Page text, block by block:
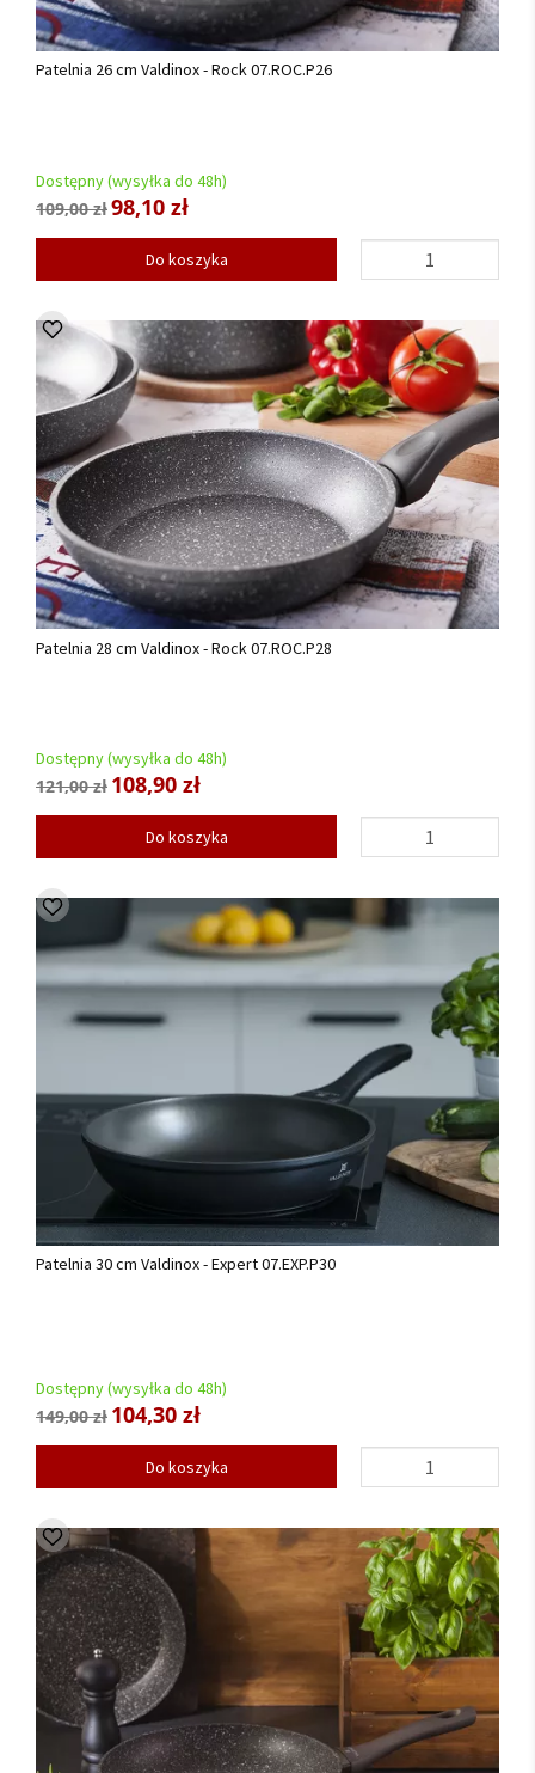
Patelnia 26 cm Valdinox - Rock 07.ROC.P26
Dostępny (wysyłka do 48h)
109,00 zł98,10 zł
Do koszyka
Patelnia 28 cm Valdinox - Rock 07.ROC.P28
Dostępny (wysyłka do 48h)
121,00 zł 108,90 zł
Do koszyka
Patelnia 30 cm Valdinox - Expert 07.EXP.P30
Dostępny (wysyłka do 48h)
149,00 zł 104,30 zł
Do koszyka